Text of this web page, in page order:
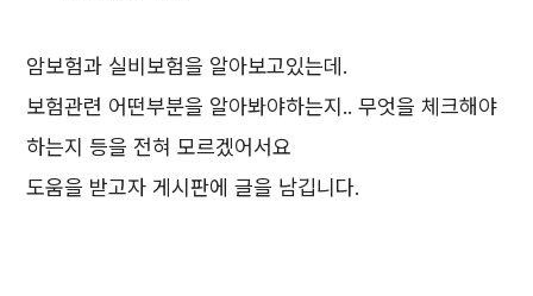
암보험과 실비보험을 알아보고있는데.
보험관련 어떤부분을 알아봐야하는지.. 무엇을 체크해야
하는지 등을 전혀 모르겠어서요
도움을 받고자 게시판에 글을 남깁니다.